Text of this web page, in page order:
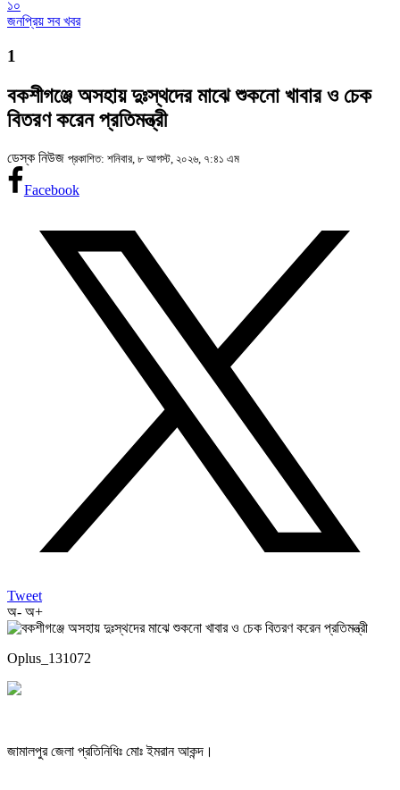
১০
জনপ্রিয় সব খবর
1
বকশীগঞ্জে অসহায় দুঃস্থদের মাঝে শুকনো খাবার ও চেক
বিতরণ করেন প্রতিমন্ত্রী
ডেস্ক নিউজ প্রকাশিত: শনিবার, ৮ আগস্ট, ২০২৬, ৭:৪১ এম
Facebook
Tweet
অ- অ+
Oplus_131072
জামালপুর জেলা প্রতিনিধিঃ মোঃ ইমরান আকন্দ।